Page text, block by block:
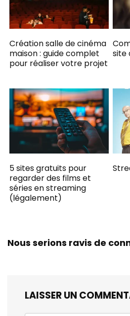
Création salle de cinéma
maison : guide complet
pour réaliser votre projet
site
5 sites gratuits pour
regarder des films et
séries en streaming
(légalement)
Nous serions ravis de
LAISSER UN